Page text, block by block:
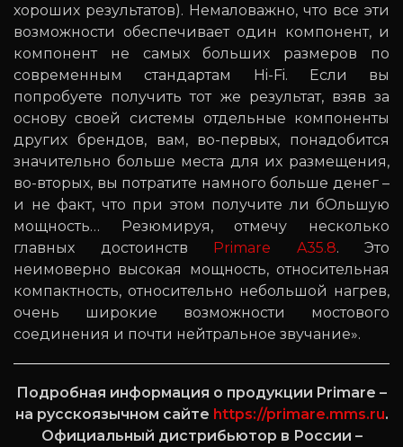
хороших результатов). Немаловажно, что все эти
возможности обеспечивает один компонент, и
компонент не самых больших размеров по
современным стандартам Hi-Fi. Если вы
попробуете получить тот же результат, взяв за
основу своей системы отдельные компоненты
других брендов, вам, во-первых, понадобится
значительно больше места для их размещения,
во-вторых, вы потратите намного больше денег –
и не факт, что при этом получите ли бОльшую
мощность… Резюмируя, отмечу несколько
главных достоинств Primare A35.8. Это
неимоверно высокая мощность, относительная
компактность, относительно небольшой нагрев,
очень широкие возможности мостового
соединения и почти нейтральное звучание».
Подробная информация о продукции Primare –
на русскоязычном сайте https://primare.mms.ru.
Официальный дистрибьютор в России –